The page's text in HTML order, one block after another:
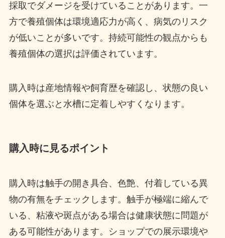
採取でダメージを受けていることがあります。一
方で養殖個体は環境適応力が高く、病気のリスク
が低いことが多いです。持続可能性の観点からも
養殖個体の選択は評価されています。
購入時は産地情報や飼育歴を確認し、状態の良い
個体を選ぶと水槽に定着しやすくなります。
購入時に見るポイント
購入時は触手の開き具合、色艶、付着している異
物の有無をチェックします。触手が極端に縮んで
いる、粘液や斑点がある場合は健康状態に問題が
ある可能性があります。ショップでの展示環境や